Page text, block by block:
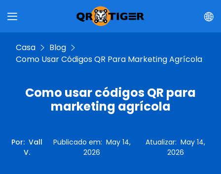
Casa
Blog
Como Usar Códigos QR Para Marketing Agrícola
Como usar códigos QR para
marketing agrícola
Por: Vall
V.
Publicado em: May 14,
2026
Atualizar:May 14,
2026